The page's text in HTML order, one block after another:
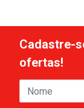
Cadastre-
ofertas!